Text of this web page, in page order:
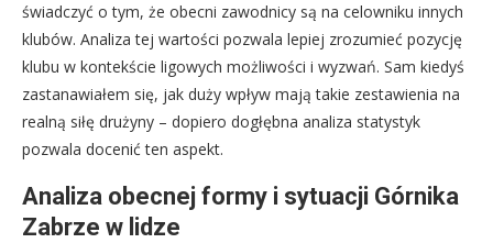
świadczyć o tym, że obecni zawodnicy są na celowniku innych
klubów. Analiza tej wartości pozwala lepiej zrozumieć pozycję
klubu w kontekście ligowych możliwości i wyzwań. Sam kiedyś
zastanawiałem się, jak duży wpływ mają takie zestawienia na
realną siłę drużyny – dopiero dogłębna analiza statystyk
pozwala docenić ten aspekt.
Analiza obecnej formy i sytuacji Górnika
Zabrze w lidze